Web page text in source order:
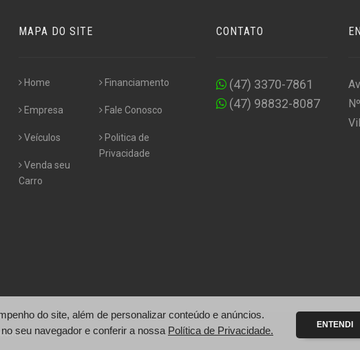
MAPA DO SITE
Home
Empresa
Veículos
Venda seu
Carro
Financiamento
Fale Conosco
Politica de
Privacidade
CONTATO
(47) 3370-7861
(47) 98832-8087
do site, além de personalizar conteúdo e anúncios.
seu navegador e conferir a nossa Política de Privacidade. ENTENDI